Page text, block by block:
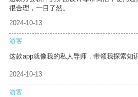
很合理，一目了然。
2024-10-13
游客
这款app就像我的私人导师，带领我探索知
2024-10-13
游客